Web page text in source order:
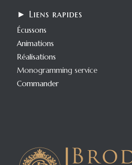
► Liens rapides
Écussons
Animations
Réalisations
Monogramming service
Commander